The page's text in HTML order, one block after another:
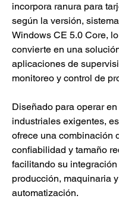
incorpora ranura para
según la versión,
Windows CE 5.0 Core,
convierte en una
aplicaciones de
monitoreo y control de
Diseñado para operar
industriales exigentes,
ofrece una combinación
confiabilidad y tamaño
facilitando su
producción, maquinaria
automatización.